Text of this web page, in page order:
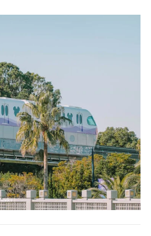
20 นาที ตรงจากสถานี Tokyo
ก็มีรถไฟมาลงนะคะ ดิสนีย์
เกิ้ลแมพเช็ควิธีเดินทางได้
รถไฟของดิสนีย์มาลงหน้า
ดีว่า แท็กซี่ที่ญี่ปุ่นราคาแรง
นอะ ส่วนรถส่วนตัว ค่าที่จอด
อาทิตย์อยู่ที่ 3000 เยนค่า